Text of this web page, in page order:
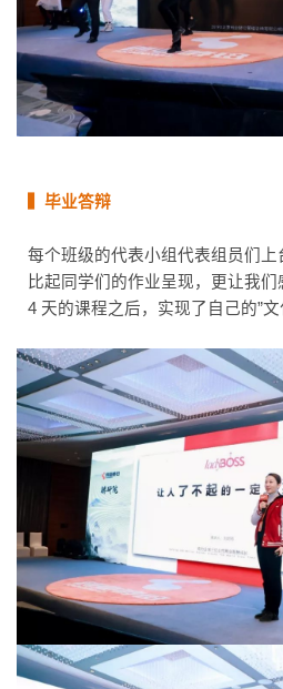
▍毕业答辩
每个班级的代表小组代表组员们上
比起同学们的作业呈现，更让我
4 天的课程之后，实现了自己的”文